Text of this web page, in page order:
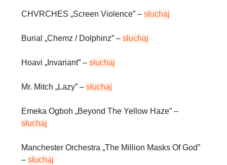
CHVRCHES „Screen Violence” –słuchaj
Burial „Chemz / Dolphinz” –słuchaj
Hoavi „Invariant” –słuchaj
Mr. Mitch„Lazy” –słuchaj
Emeka Ogboh „Beyond The Yellow Haze” –
słuchaj
Manchester Orchestra „The Million Masks Of God”
–słuchaj